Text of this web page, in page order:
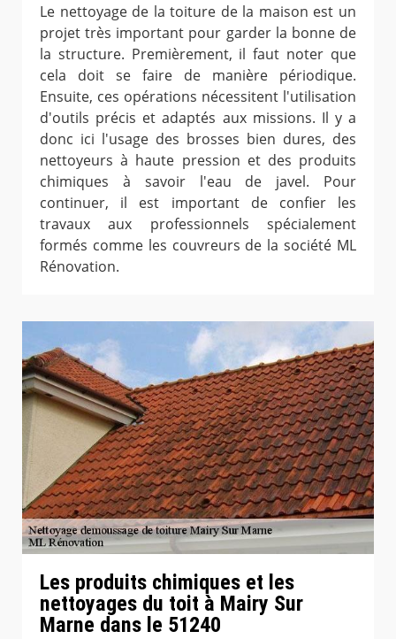
Le nettoyage de la toiture de la maison est un
projet très important pour garder la bonne de
la structure. Premièrement, il faut noter que
cela doit se faire de manière périodique.
Ensuite, ces opérations nécessitent l'utilisation
d'outils précis et adaptés aux missions. Il y a
donc ici l'usage des brosses bien dures, des
nettoyeurs à haute pression et des produits
chimiques à savoir l'eau de javel. Pour
continuer, il est important de confier les
travaux aux professionnels spécialement
formés comme les couvreurs de la société ML
Rénovation.
Les produits chimiques et les
nettoyages du toit à Mairy Sur
Marne dans le 51240